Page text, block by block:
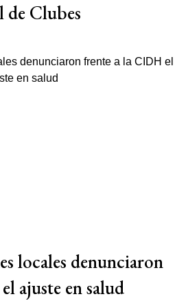
Clubes
locales denunciaron
ajuste en salud